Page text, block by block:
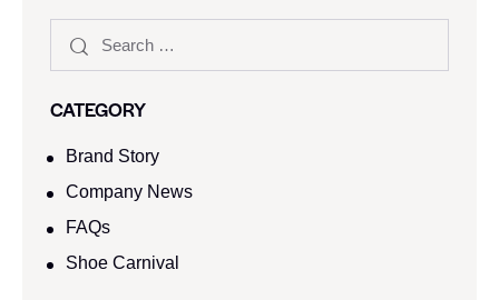
CATEGORY
Brand Story
Company News
FAQs
Shoe Carnival​